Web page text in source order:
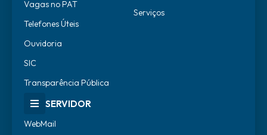
Vagas no PAT
Telefones Úteis
Ouvidoria
SIC
Transparência Pública
Serviços
SERVIDOR
WebMail